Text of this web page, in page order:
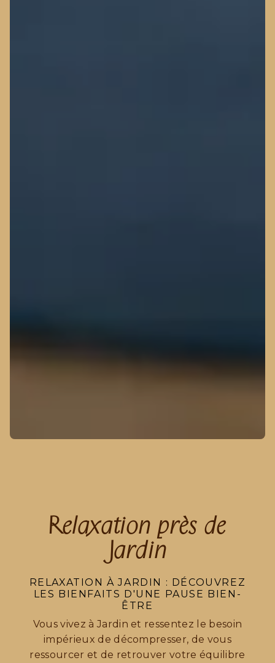
Relaxation près de
Jardin
RELAXATION À JARDIN : DÉCOUVREZ
LES BIENFAITS D'UNE PAUSE BIEN-
ÊTRE
Vous vivez à Jardin et ressentez le besoin
impérieux de décompresser, de vous
ressourcer et de retrouver votre équilibre